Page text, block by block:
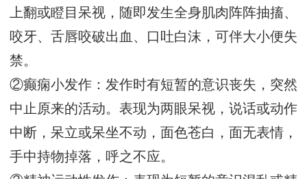
上翻或瞪目呆视，随即发生全身肌肉阵阵抽搐、
咬牙、舌唇咬破出血、口吐白沫，可伴大小便失
禁。
②癫痫小发作：发作时有短暂的意识丧失，突然
中止原来的活动。表现为两眼呆视，说话或动作
中断，呆立或呆坐不动，面色苍白，面无表情，
手中持物掉落，呼之不应。